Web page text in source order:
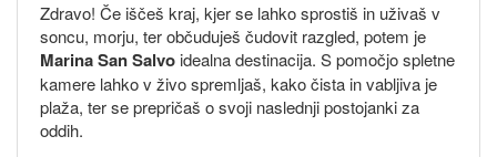
Zdravo! Če iščeš kraj, kjer se lahko sprostiš in uživaš v
soncu, morju, ter občuduješ čudovit razgled, potem je
Marina San Salvo idealna destinacija. S pomočjo spletne
kamere lahko v živo spremljaš, kako čista in vabljiva je
plaža, ter se prepričaš o svoji naslednji postojanki za
oddih.